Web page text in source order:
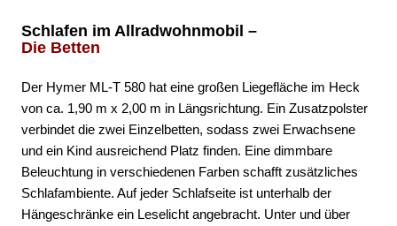
Schlafen im Allradwohnmobil –
Die Betten
Der Hymer ML-T 580 hat eine großen Liegefläche im Heck
von ca. 1,90 m x 2,00 m in Längsrichtung. Ein Zusatzpolster
verbindet die zwei Einzelbetten, sodass zwei Erwachsene
und ein Kind ausreichend Platz finden. Eine dimmbare
Beleuchtung in verschiedenen Farben schafft zusätzliches
Schlafambiente. Auf jeder Schlafseite ist unterhalb der
Hängeschränke ein Leselicht angebracht. Unter und über